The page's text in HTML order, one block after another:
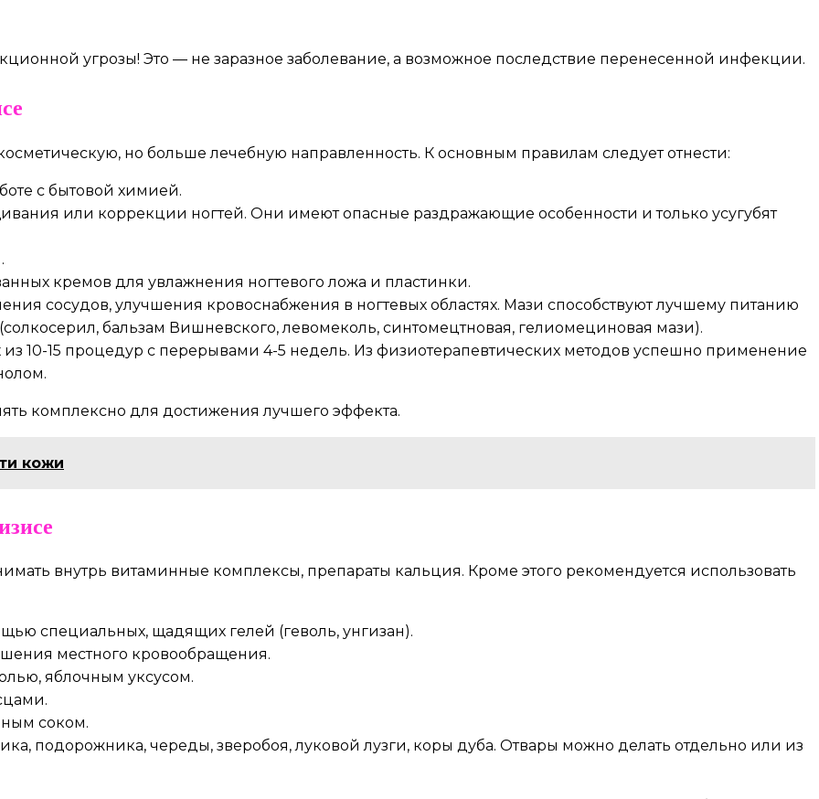
угрозы! Это — не заразное заболевание, а возможное последствие перенесенной инфекции.
но больше лечебную направленность. К основным правилам следует отнести:
с бытовой химией.
или коррекции ногтей. Они имеют опасные раздражающие особенности и только усугубят
кремов для увлажнения ногтевого ложа и пластинки.
сосудов, улучшения кровоснабжения в ногтевых областях. Мази способствуют лучшему питанию
бальзам Вишневского, левомеколь, синтомецтновая, гелиомециновая мази).
10-15 процедур с перерывами 4-5 недель. Из физиотерапевтических методов успешно применение
комплексно для достижения лучшего эффекта.
кожи
внутрь витаминные комплексы, препараты кальция. Кроме этого рекомендуется использовать
специальных, щадящих гелей (геволь, унгизан).
местного кровообращения.
яблочным уксусом.
соком.
подорожника, череды, зверобоя, луковой лузги, коры дуба. Отвары можно делать отдельно или из